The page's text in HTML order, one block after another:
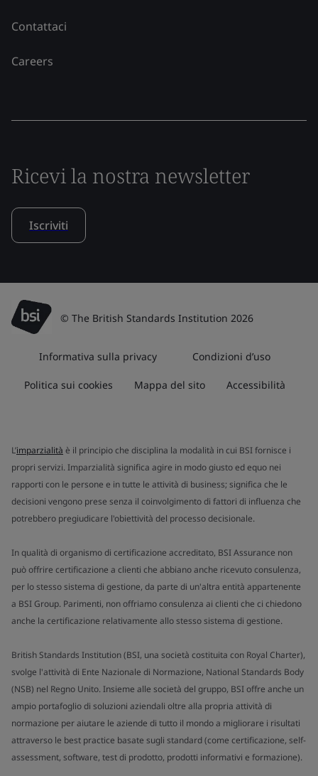
Contattaci
Careers
Ricevi la nostra newsletter
Iscriviti
© The British Standards Institution 2026
Informativa sulla privacy Condizioni d’uso
Politica sui cookies Mappa del sito Accessibilità
L’imparzialità è il principio che disciplina la modalità in cui BSI fornisce i
propri servizi. Imparzialità significa agire in modo giusto ed equo nei
rapporti con le persone e in tutte le attività di business; significa che le
decisioni vengono prese senza il coinvolgimento di fattori di influenza che
potrebbero pregiudicare l'obiettività del processo decisionale.
In qualità di organismo di certificazione accreditato, BSI Assurance non
può offrire certificazione a clienti che abbiano anche ricevuto consulenza,
per lo stesso sistema di gestione, da parte di un'altra entità appartenente
a BSI Group. Parimenti, non offriamo consulenza ai clienti che ci chiedono
anche la certificazione relativamente allo stesso sistema di gestione.
British Standards Institution (BSI, una società costituita con Royal Charter),
svolge l'attività di Ente Nazionale di Normazione, National Standards Body
(NSB) nel Regno Unito. Insieme alle società del gruppo, BSI offre anche un
ampio portafoglio di soluzioni aziendali oltre alla propria attività di
normazione per aiutare le aziende di tutto il mondo a migliorare i risultati
attraverso le best practice basate sugli standard (come certificazione, self-
assessment, software, test di prodotto, prodotti informativi e formazione).